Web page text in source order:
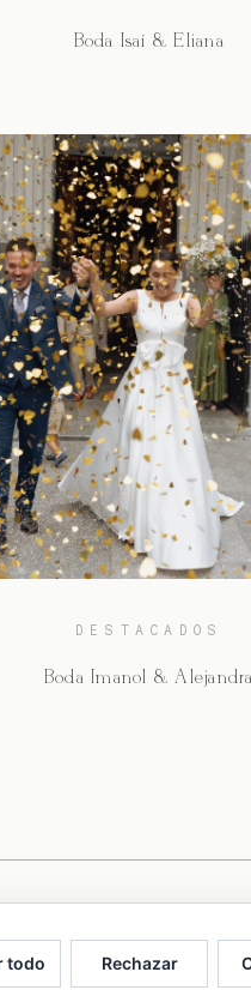
Boda Isaí & Eliana
DESTACADOS
Boda Imanol & Alejandra
todo Rechazar